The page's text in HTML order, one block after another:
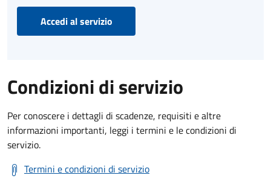
Accedi al servizio
Condizioni di servizio
Per conoscere i dettagli di scadenze, requisiti e altre
informazioni importanti, leggi i termini e le condizioni di
servizio.
Termini e condizioni di servizio